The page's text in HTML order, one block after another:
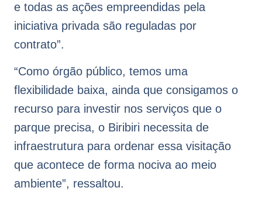
e todas as ações empreendidas pela
iniciativa privada são reguladas por
contrato”.
“Como órgão público, temos uma
flexibilidade baixa, ainda que consigamos o
recurso para investir nos serviços que o
parque precisa, o Biribiri necessita de
infraestrutura para ordenar essa visitação
que acontece de forma nociva ao meio
ambiente”, ressaltou.